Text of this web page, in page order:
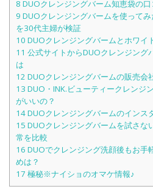
8 DUOクレンジングバーム知恵袋の口
9 DUOクレンジングバームを使って
を30代主婦が検証
10 DUOクレンジングバームとホワイ
11 公式サイトからDUOクレンジング
は
12 DUOクレンジングバームの販売会
13 DUO・INK.ビューティークレンジ
がいいの？
14DUOクレンジングバームのインス
15 DUOクレンジングバームを試さな
常を比較
16 DUOでクレンジング洗顔後もお手
めは？
17 極秘※ナイショのオマケ情報♪